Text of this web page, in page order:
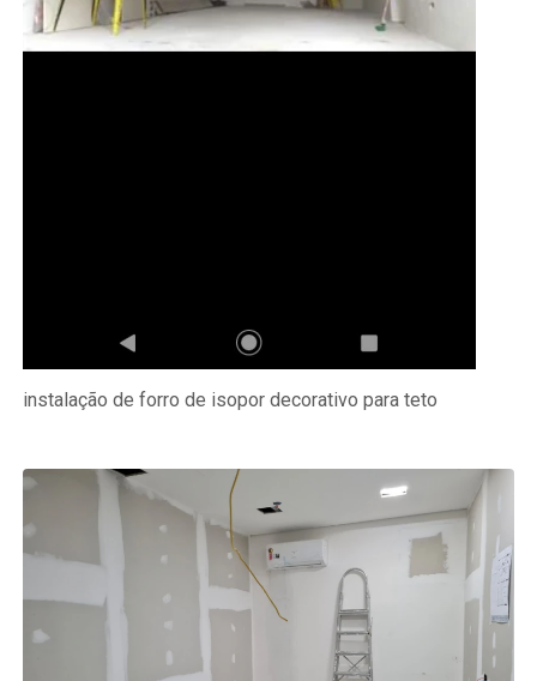
instalação de forro de isopor decorativo para teto